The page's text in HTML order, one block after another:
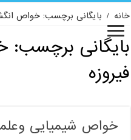
خانه / بایگانی برچسب: خواص
بایگانی برچسب:
فیروزه
خواص شیمیایی